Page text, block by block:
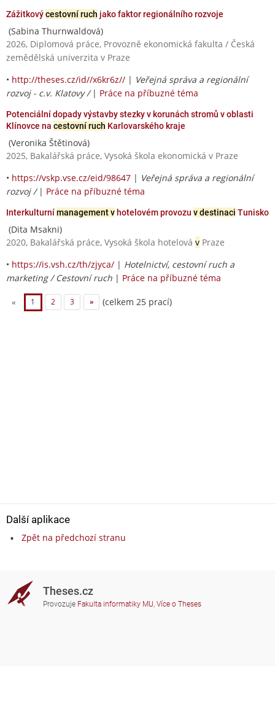
Zážitkovýcestovní ruch jako faktor regionálního rozvoje
(Sabina Thurnwaldová)
2026, Diplomová práce, Provozně ekonomická fakulta / Česká
zemědělská univerzita v Praze
• http://theses.cz/id//x6kr6z// | Veřejná správa a regionální
rozvoj - c.v. Klatovy / | Práce na příbuzné téma
Potenciální dopady výstavby stezky v korunách stromů v oblasti
Klínovce na cestovní ruch Karlovarského kraje
(Veronika Štětinová)
2025, Bakalářská práce, Vysoká škola ekonomická v Praze
• https://vskp.vse.cz/eid/98647 | Veřejná správa a regionální
rozvoj / | Práce na příbuzné téma
Interkulturnímanagement v hotelovém provozu v destinaci Tunisko
(Dita Msakni)
2020, Bakalářská práce, Vysoká škola hotelová v Praze
• https://is.vsh.cz/th/zjyca/ | Hotelnictví, cestovní ruch a
marketing / Cestovní ruch | Práce na příbuzné téma
« 1 2 3 » (celkem 25 prací)
Další aplikace
Zpět na předchozí stranu
Theses.cz
Provozuje Fakulta informatiky MU, Více o Theses